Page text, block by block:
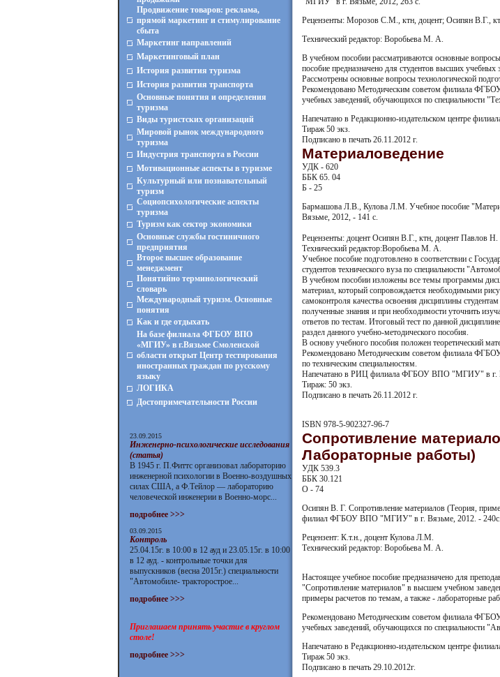
Продвижение товаров: реклама,
прямой маркетинг и стимулирование
сбыта
Маркетинг направлений
Маркетинговый план
История развития туризма
История развития транспорта
Основные понятия и определения
туризма
Виды туристских организаций
Мировой рынок международного
туризма
Индустрия транспорта в России
Мотивационные аспекты в туризме
Культурный или познавательный
туризм
Социопсихологические аспекты
туризма
Туризм как сектор экономики
Основные службы гостиничного
предприятия
Второе высшее образование
менеджмент
Понятийно терминологический
словарь
Международный туризм. Основные
понятия
Как и где отдыхать
На базе филиала ФГБОУ ВПО
«МГИУ» в г.Вязьме Смоленской
области открыт Центр тестирования
иностранных граждан по русскому
языку
ЛОГИКА
Достопримечательности России
23.09.2015
Инженерно-психологические исследования
(статья)
В 1945 г. П.Фиттс организовал лабораторию
инженерной психологии в Военно-воздушных
силах США, а Ф.Тейлор — лабораторию
человеческой инженерии в Военно-морс...
подробнее >>>
03.09.2015
Контроль
25.04.15г. в 10:00 в 12 ауд и 23.05.15г. в 10:00
в 12 ауд. - контрольные точки для
выпускников (весна 2015г.) специальности
"Автомобиле- тракторострое...
подробнее >>>
Приглашаем принять участие в круглом
столе!
подробнее >>>
Рецензенты: Морозов С.М., ктн, доцент; Осипян В.Г.,
Технический редактор: Воробьева М. А.
В учебном пособии рассматриваются основные
пособие предназначено для студентов высших
Рассмотрены основные вопросы технологической
Рекомендовано Методическим советом филиала
учебных заведений, обучающихся по специальности
Напечатано в Редакционно-издательском центре
Тираж 50 экз.
Подписано в печать 26.11.2012 г.
Материаловедение
УДК - 620
ББК 65. 04
Б - 25
Бармашова Л.В., Кулова Л.М. Учебное пособие
Вязьме, 2012, - 141 с.
Рецензенты: доцент Осипян В.Г., ктн, доцент Павлов
Технический редактор:Воробьева М. А.
Учебное пособие подготовлено в соответствии с
студентов технического вуза по специальности
В учебном пособии изложены все темы программы
материал, который сопровождается необходимыми
самоконтроля качества освоения дисциплины
полученные знания и при необходимости уточнить
ответов по тестам. Итоговый тест по данной
раздел данного учебно-методического пособия.
В основу учебного пособия положен теоретический
Рекомендовано Методическим советом филиала
по техническим специальностям.
Напечатано в РИЦ филиала ФГБОУ ВПО "МГИУ" в г.
Тираж: 50 экз.
Подписано в печать 26.11.2012 г.
ISBN 978-5-902327-96-7
Сопротивление
Лабораторные работы)
УДК 539.3
ББК 30.121
О - 74
Осипян В. Г. Сопротивление материалов (Теория,
филиал ФГБОУ ВПО "МГИУ" в г. Вязьме, 2012. - 240с.
Рецензент: К.т.н., доцент Кулова Л.М.
Технический редактор: Воробьева М. А.
Настоящее учебное пособие предназначено для
"Сопротивление материалов" в высшем учебном
примеры расчетов по темам, а также - лабораторные
Рекомендовано Методическим советом филиала
учебных заведений, обучающихся по специальности
Напечатано в Редакционно-издательском центре
Тираж 50 экз.
Подписано в печать 29.10.2012г.